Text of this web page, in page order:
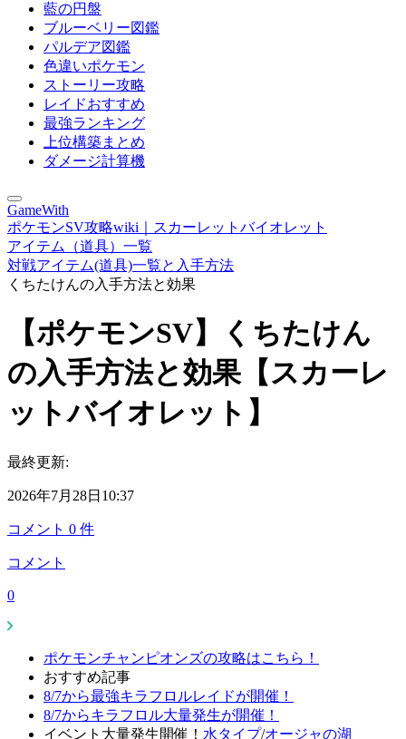
藍の円盤
ブルーベリー図鑑
パルデア図鑑
色違いポケモン
ストーリー攻略
レイドおすすめ
最強ランキング
上位構築まとめ
ダメージ計算機
GameWith
ポケモンSV攻略wiki｜スカーレットバイオレット
アイテム（道具）一覧
対戦アイテム(道具)一覧と入手方法
くちたけんの入手方法と効果
【ポケモンSV】くちたけん
の入手方法と効果【スカーレ
ットバイオレット】
最終更新:
2026年7月28日10:37
コメント 0 件
コメント
0
ポケモンチャンピオンズの攻略はこちら！
おすすめ記事
8/7から最強キラフロルレイドが開催！
8/7からキラフロル大量発生が開催！
イベント大量発生開催！ 水タイプ/オージャの湖